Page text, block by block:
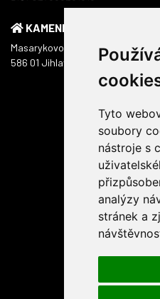
Tyto
soubory
nástroje s
analýzy
stránek a
KAMENNÁ PRODEJNA
Masarykovo náměstí 1217/51
586 01 Jihlava